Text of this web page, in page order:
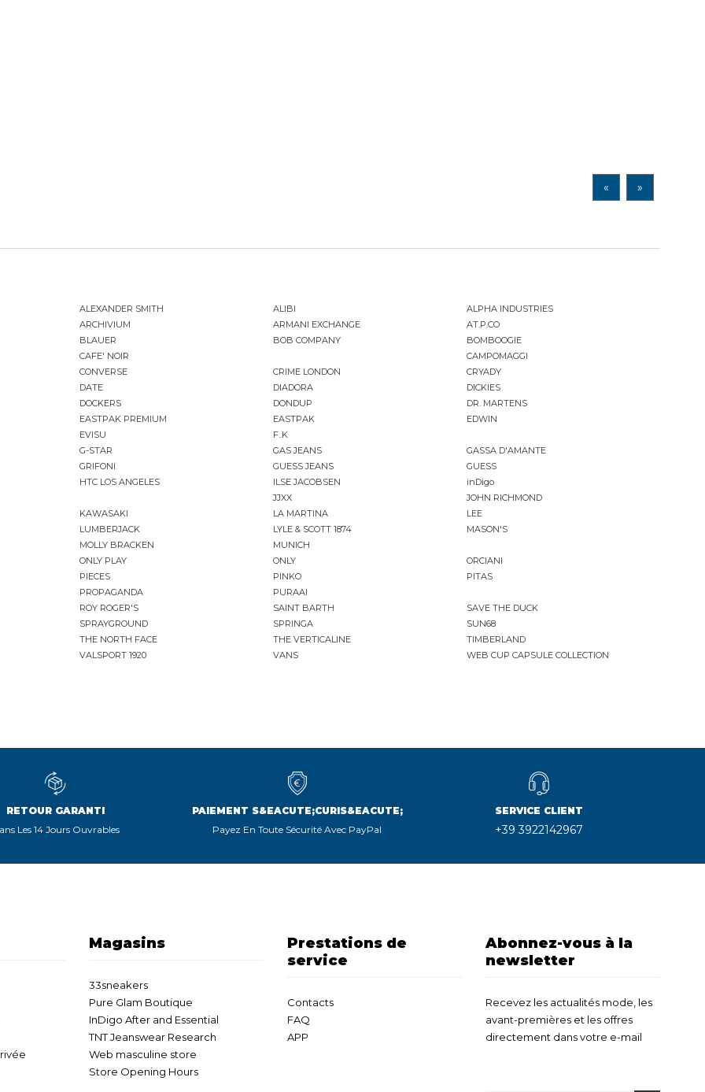
« »
ALEXANDER SMITH ALIBI
ALPHA INDUSTRIES
ARCHIVIUM ARMANI EXCHANGE
AT.P.CO
BLAUER BOB COMPANY
BOMBOOGIE
CAFE' NOIR
CAMPOMAGGI
CONVERSE CRIME LONDON
CRYADY
DATE DIADORA
DICKIES
DOCKERS DONDUP
DR. MARTENS
EASTPAK PREMIUM EASTPAK
EDWIN
EVISU
F..K
G-STAR GAS JEANS
GASSA D'AMANTE
GRIFONI GUESS JEANS
GUESS
HTC LOS ANGELES ILSE JACOBSEN
inDigo
JJXX
JOHN RICHMOND
KAWASAKI LA MARTINA
LEE
LUMBERJACK LYLE & SCOTT 1874
MASON'S
MOLLY BRACKEN
MUNICH
ONLY PLAY ONLY
ORCIANI
PIECES PINKO
PITAS
PROPAGANDA
PURAAI
ROY ROGER'S SAINT BARTH
SAVE THE DUCK
SPRAYGROUND SPRINGA
SUN68
THE NORTH FACE THE VERTICALINE
TIMBERLAND
VALSPORT 1920 VANS WEB CUP CAPSULE COLLECTION
RETOUR GARANTI
Les 14 Jours Ouvrables
PAIEMENT S&EACUTE;CURIS&EACUTE;
Payez En Toute Sécurité Avec PayPal
SERVICE CLIENT
+39 3922142967
Magasins
33sneakers
Pure Glam Boutique
InDigo After and Essential
TNT Jeanswear Research
Web masculine store
Store Opening Hours
Prestations de
service
Contacts
FAQ
APP
Abonnez-vous à la
newsletter
Recevez les actualités mode, les
avant-premières et les offres
directement dans votre e-mail